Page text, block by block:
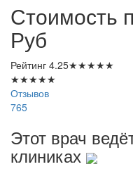
Стоимость
Руб
Рейтинг 4.25★★★★★
★★★★★
Отзывов
765
Этот врач
клиниках